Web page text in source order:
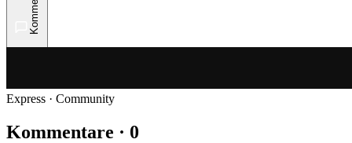
Express · Community
Kommentare · 0